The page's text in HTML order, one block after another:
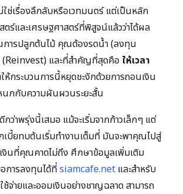
ช่เรื่องลึกลับหรือเวทมนตร์ แต่เป็นหลัก
ร์และเศรษฐศาสตร์ที่พิสูจน์แล้วว่าได้ผล
การปลูกต้นไม้ คุณต้องรดน้ำ (ลงทุน
(Reinvest) และที่สำคัญที่สุดคือ ให้เวลา
ห้กระบวนการนี้หยุดชะงักด้วยการถอนเงิน
กกับความผันผวนระยะสั้น
ว่าพรุ่งนี้เสมอ แม้จะเริ่มจากก้าวเล็กๆ แต่
บี้ยทบต้นเริ่มทำงานเต็มที่ มันจะพาคุณไปสู่
งินที่คุณคาดไม่ถึง ศึกษาข้อมูลเพิ่มเติม
การลงทุนได้ที่siamcafe.net และสำหรับ
ช้จ่ายและออมเงินอย่างชาญฉลาด สามารถ